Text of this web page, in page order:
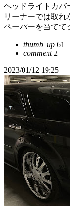
ヘッドライトカバ
リーナーでは取
ペーパーを当てて
thumb_up 61
comment2
2023/01/12 19:25